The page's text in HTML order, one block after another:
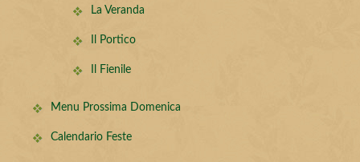
La Veranda
Il Portico
Il Fienile
Menu Prossima Domenica
Calendario Feste